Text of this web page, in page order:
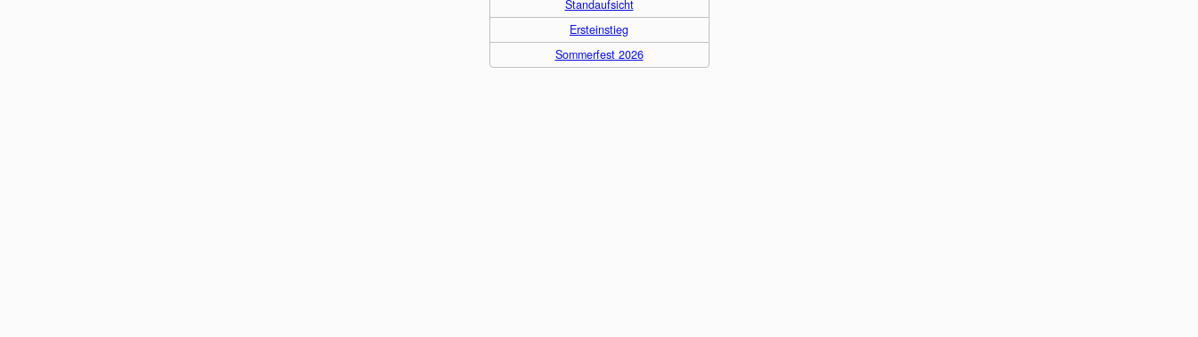
Standaufsicht
Ersteinstieg
Sommerfest 2026